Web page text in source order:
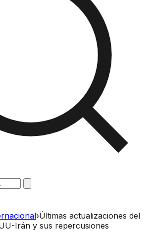
›Últimas actualizaciones del
Irán y sus repercusiones